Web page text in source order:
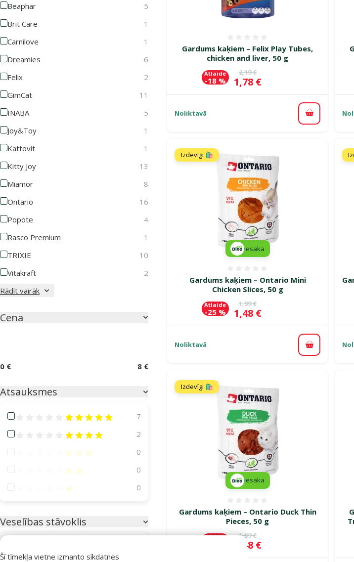
Šī tīmekļa vietne izmanto sīkdatnes
Beaphar
5
Brit Care
1
Carnilove
1
Dreamies
6
Felix
2
GimCat
11
INABA
5
Joy&Toy
1
Kattovit
1
Kitty Joy
13
Miamor
8
Ontario
16
Popote
4
Rasco Premium
1
TRIXIE
10
Vitakraft
2
Rādīt vairāk
Cena
0 € 8 €
Atsauksmes
Atsauksmes 100%
7
Atsauksmes 80%
2
Atsauksmes 60%
0
Atsauksmes 40%
0
Atsauksmes 20%
0
Veselības stāvoklis
Atlasīt pēc: veselības stāvoklis
Gardums kaķiem – Felix Play Tubes,
chicken and liver, 50 g
Oriģinālā cena
2,19 €
Cena
1,78 €
Atlaide
-18 %
Noliktavā Pievienot
Gardums kaķiem – Ontario Mini
Chicken Slices, 50 g
Oriģinālā cena
1,99 €
Cena
1,48 €
Atlaide
-25 %
Izdevīgi 🛍️
iesaka
Noliktavā Pievienot
Gardums kaķiem – Ontario Duck Thin
Pieces, 50 g
Oriģinālā cena
1,99 €
Cena
1,48 €
Atlaide
Izdevīgi 🛍️
iesaka